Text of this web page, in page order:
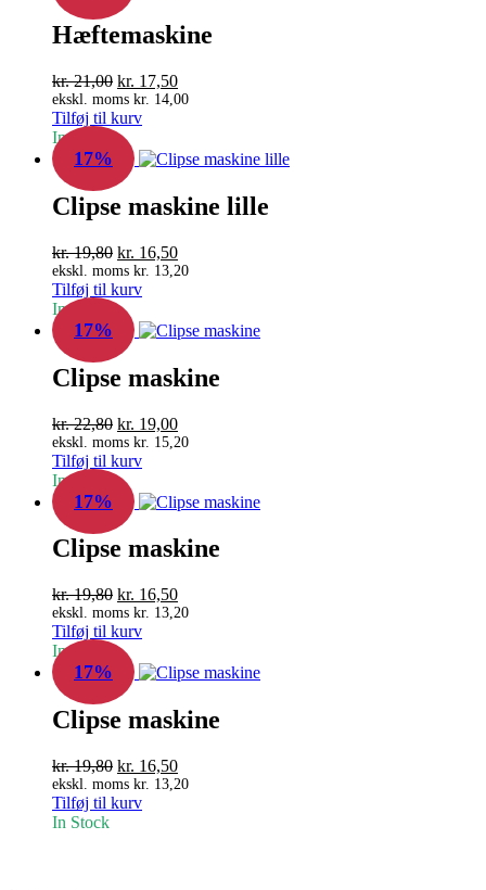
Hæftemaskine
kr.21,00 Den
oprindelige
pris
var:
kr. 21,00.
kr. 17,50Den
aktuelle
kr. 17,50.
ekskl. moms kr. 14,00
Tilføj til kurv
In Stock
17%
Clipse maskine lille
kr.19,80 Den
oprindelige
pris
var:
kr. 19,80.
kr. 16,50Den
aktuelle
kr. 16,50.
ekskl. moms kr. 13,20
Tilføj til kurv
In Stock
17%
Clipse maskine
kr.22,80 Den
oprindelige
pris
var:
kr. 22,80.
kr. 19,00Den
aktuelle
kr. 19,00.
ekskl. moms kr. 15,20
Tilføj til kurv
In Stock
17%
Clipse maskine
kr.19,80 Den
oprindelige
pris
var:
kr. 19,80.
kr. 16,50Den
aktuelle
kr. 16,50.
ekskl. moms kr. 13,20
Tilføj til kurv
In Stock
17%
Clipse maskine
kr.19,80 Den
oprindelige
pris
kr. 16,50Den
aktuelle
ekskl. moms kr. 13,20
Tilføj til kurv
In Stock